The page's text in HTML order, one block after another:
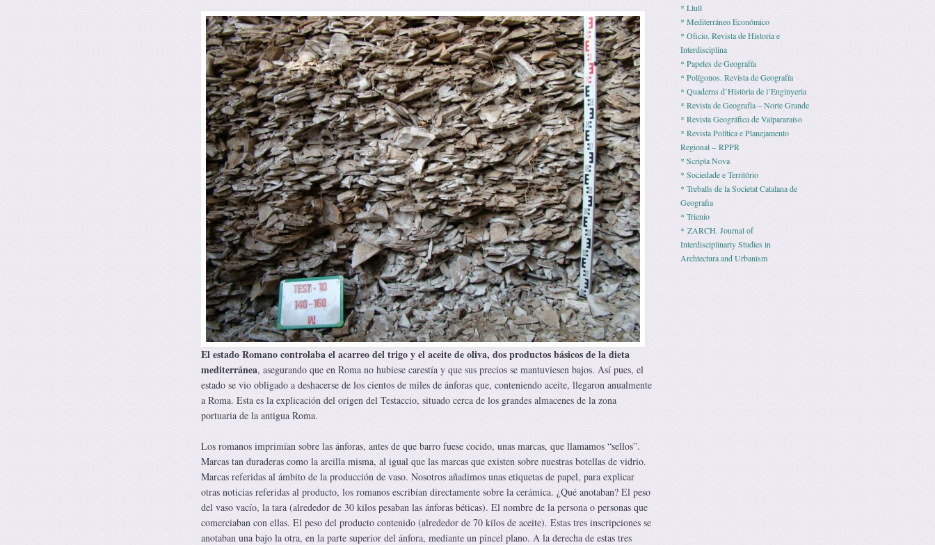
El estado Romano controlaba el acarreo del trigo y el aceite de oliva, dos productos básicos de la dieta
mediterránea, asegurando que en Roma no hubiese carestía y que sus precios se mantuviesen bajos. Así pues, el
estado se vio obligado a deshacerse de los cientos de miles de ánforas que, conteniendo aceite, llegaron anualmente
a Roma. Esta es la explicación del origen del Testaccio, situado cerca de los grandes almacenes de la zona
portuaria de la antigua Roma.
Los romanos imprimían sobre las ánforas, antes de que barro fuese cocido, unas marcas, que llamamos “sellos”.
Marcas tan duraderas como la arcilla misma, al igual que las marcas que existen sobre nuestras botellas de vidrio.
Marcas referidas al ámbito de la producción de vaso. Nosotros añadimos unas etiquetas de papel, para explicar
otras noticias referidas al producto, los romanos escribían directamente sobre la cerámica. ¿Qué anotaban? El peso
del vaso vacío, la tara (alrededor de 30 kilos pesaban las ánforas béticas). El nombre de la persona o personas que
comerciaban con ellas. El peso del producto contenido (alrededor de 70 kilos de aceite). Estas tres inscripciones se
anotaban una bajo la otra, en la parte superior del ánfora, mediante un pincel plano. A la derecha de estas tres
* Llull
* Mediterráneo Económico
* Ofi­cio. Revista de His­to­ria e
Interdisciplina
* Pape­les de Geografía
* Polígonos. Revista de Geografía
* Quaderns d’Història de l’Enginyeria
* Revista de Geografía – Norte Grande
* Revista Geográfica de Valpararaíso
* Revista Polí­tica e Pla­ne­ja­mento
Regio­nal – RPPR
* Scripta Nova
* Sociedade e Território
* Treballs de la Societat Catalana de
Geografia
* Trienio
* ZARCH. Journal of
Interdisciplinariy Studies in
Archtectura and Urbanism